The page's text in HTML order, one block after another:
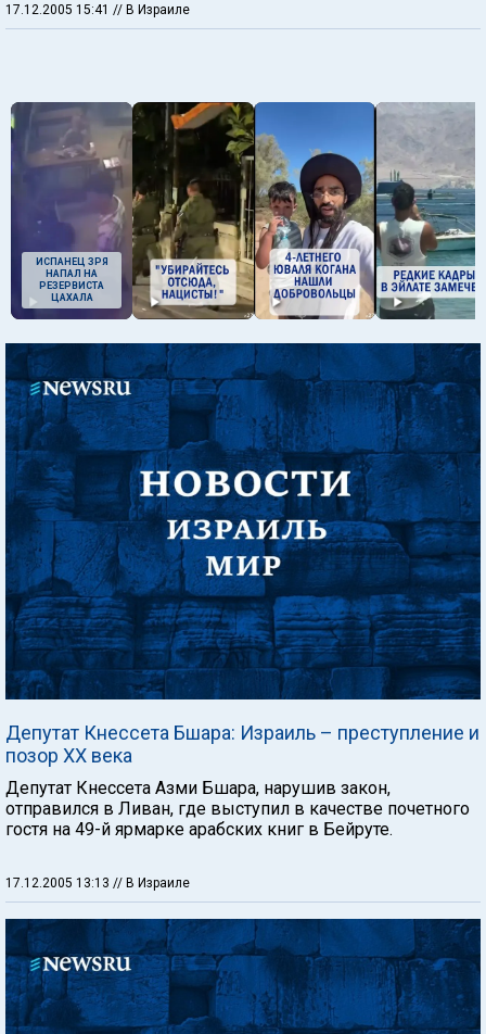
17.12.2005 15:41 // В Израиле
ИСПАНЕЦ ЗРЯ
НАПАЛ НА
РЕЗЕРВИСТА
ЦАХАЛА
Депутат Кнессета Бшара: Израиль – преступление и
позор ХХ века
Депутат Кнессета Азми Бшара, нарушив закон,
отправился в Ливан, где выступил в качестве почетного
гостя на 49-й ярмарке арабских книг в Бейруте.
17.12.2005 13:13 // В Израиле